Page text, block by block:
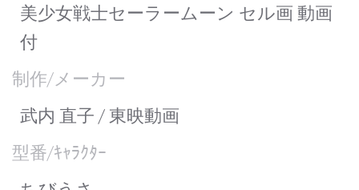
美少女戦士セーラームーン セル画 動画
付
制作/メーカー
武内 直子 / 東映動画
型番/ｷｬﾗｸﾀｰ